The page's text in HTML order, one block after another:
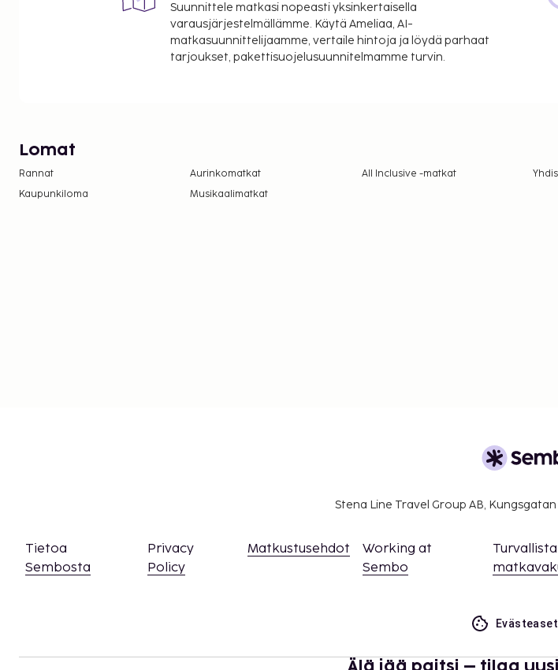
Suunnittele matkasi nopeasti yksinkertaisella
varausjärjestelmällämme. Käytä Ameliaa, AI-
matkasuunnittelijaamme, vertaile hintoja ja löydä parhaat
tarjoukset, pakettisuojelusuunnitelmamme turvin.
Lomat
Rannat Aurinkomatkat All Inclusive -matkat
Kaupunkiloma
Musikaalimatkat
Stena Line Travel Group AB, Kungsgatan
Tietoa
Sembosta
Privacy
Policy
Matkustusehdot
Working at
Sembo
Turvallista
Älä jää paitsi – tilaa